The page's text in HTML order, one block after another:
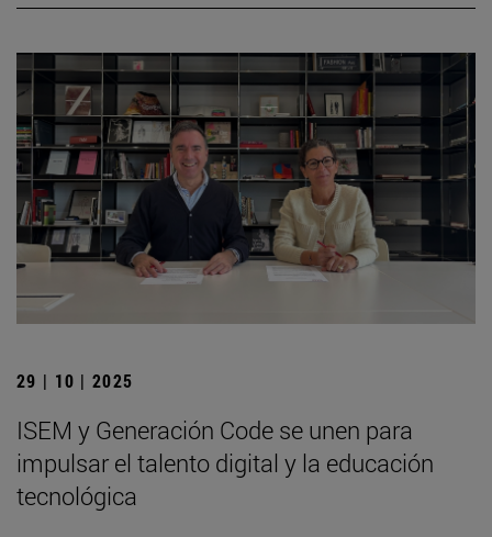
29 | 10 | 2025
ISEM y Generación Code se unen para
impulsar el talento digital y la educación
tecnológica